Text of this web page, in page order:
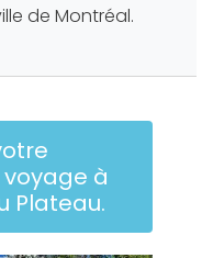
de Montréal.
à
Plateau.